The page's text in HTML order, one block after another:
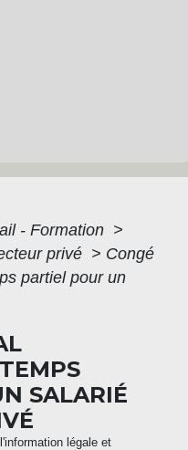
- Formation >
privé > Congé
partiel pour un
SALARIÉ
légale et